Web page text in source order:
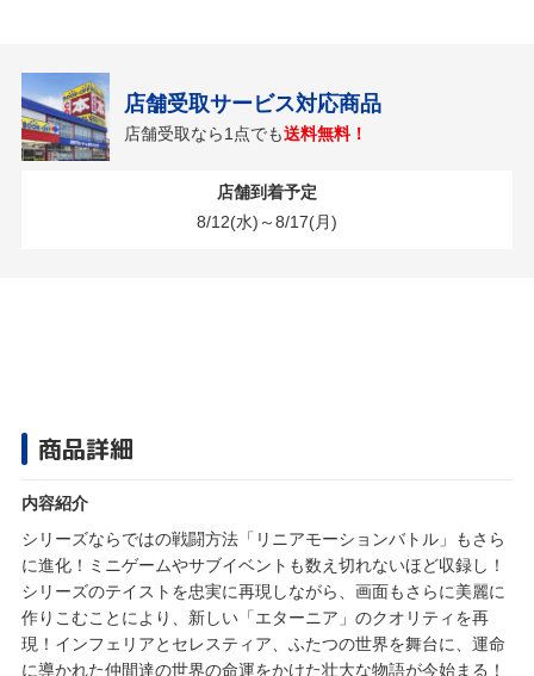
店舗受取サービス対応商品
店舗受取なら1点でも送料無料！
店舗到着予定
8/12(水)～8/17(月)
商品詳細
内容紹介
シリーズならではの戦闘方法「リニアモーションバトル」もさら
に進化！ミニゲームやサブイベントも数え切れないほど収録し！
シリーズのテイストを忠実に再現しながら、画面もさらに美麗に
作りこむことにより、新しい「エターニア」のクオリティを再
現！インフェリアとセレスティア、ふたつの世界を舞台に、運命
に導かれた仲間達の世界の命運をかけた壮大な物語が今始まる！